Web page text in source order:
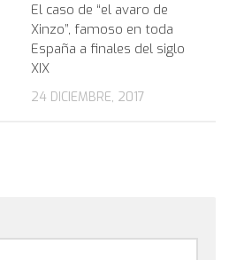
El caso de “el avaro de
Xinzo”, famoso en toda
España a finales del siglo
XIX
24 DICIEMBRE, 2017